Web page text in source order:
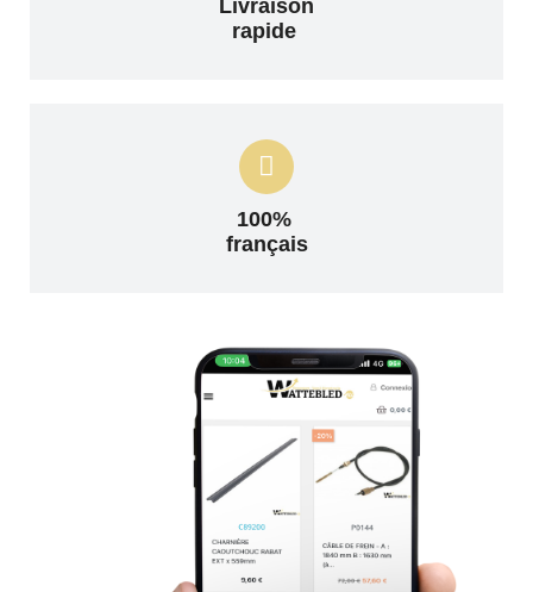
Livraison
rapide
100%
français